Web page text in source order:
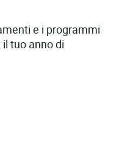
e i programmi
tuo anno di